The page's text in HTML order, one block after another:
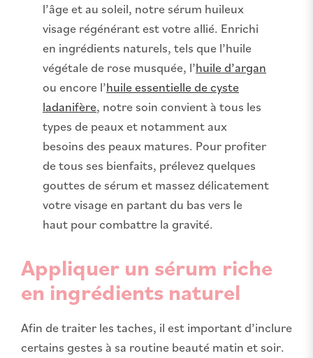
l’âge et au soleil, notre sérum huileux
visage régénérant est votre allié. Enrichi
en ingrédients naturels, tels que l’huile
végétale de rose musquée, l’huile d’argan
ou encore l’huile essentielle de cyste
ladanifère, notre soin convient à tous les
types de peaux et notamment aux
besoins des peaux matures. Pour profiter
de tous ses bienfaits, prélevez quelques
gouttes de sérum et massez délicatement
votre visage en partant du bas vers le
haut pour combattre la gravité.
Appliquer un sérum riche
en ingrédients naturel
Afin de traiter les taches, il est important d’inclure
certains gestes à sa routine beauté matin et soir.